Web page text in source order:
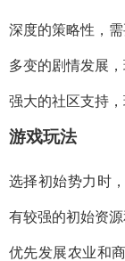
深度的策略性，
多变的剧情发展
强大的社区支持
游戏玩法
选择初始势力时
有较强的初始资源
优先发展农业和